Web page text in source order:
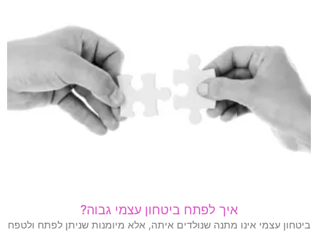
איך לפתח ביטחון עצמי גבוה?
ביטחון עצמי אינו מתנה שנולדים איתה, אלא מיומנות שניתן לפתח ולטפח